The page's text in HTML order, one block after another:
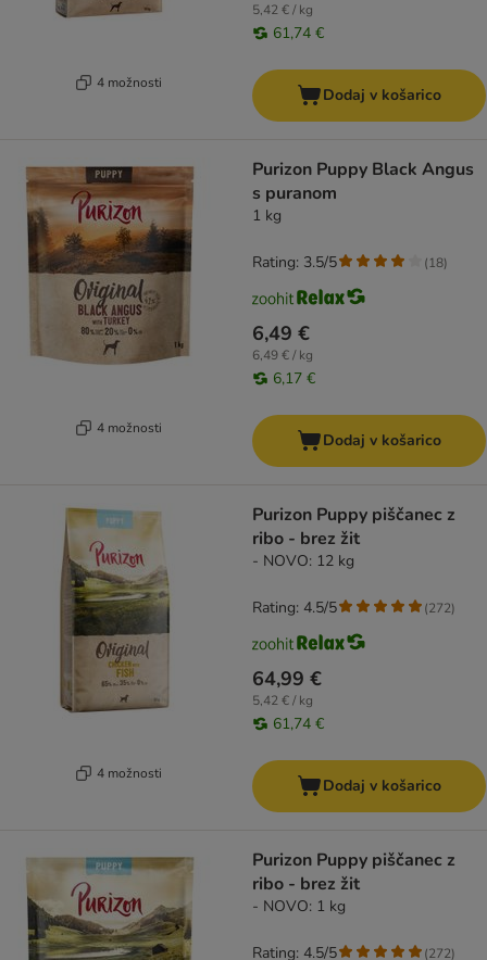
4 možnosti
5,42 € / kg
61,74 €
Dodaj v košarico
4 možnosti
Purizon Puppy Black Angus
s puranom
1 kg
6,49 €
6,49 € / kg
6,17 €
Rating: 3.5/5 (18)
Dodaj v košarico
4 možnosti
Purizon Puppy piščanec z
ribo - brez žit
- NOVO: 12 kg
64,99 €
5,42 € / kg
61,74 €
Rating: 4.5/5 (272)
Dodaj v košarico
Purizon Puppy piščanec z
ribo - brez žit
- NOVO: 1 kg
Rating: 4.5/5 (272)